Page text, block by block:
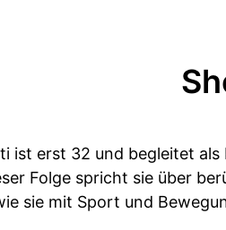
ist erst 32 und begleitet
Folge spricht sie über
sie mit Sport und